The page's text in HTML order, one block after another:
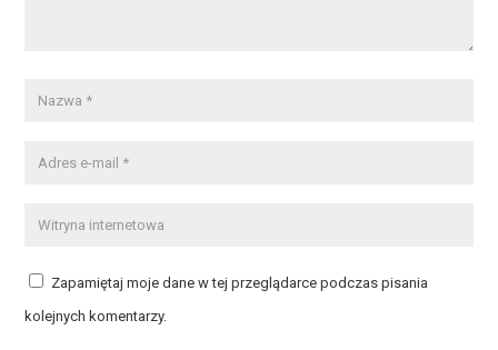
Zapamiętaj moje dane w tej przeglądarce podczas pisania
kolejnych komentarzy.